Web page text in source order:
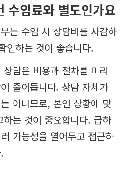
수임료와 별도인가요
는 수임 시 상담비를 차감하
인하는 것이 좋습니다.
담은 비용과 절차를 미리
줄어듭니다. 상담 자체가
아니므로, 본인 상황에 맞
는 것이 중요합니다. 급하
가능성을 열어두고 접근하